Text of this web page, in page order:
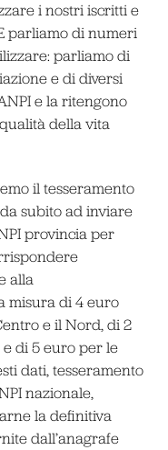
i nostri iscritti e
parliamo di numeri
parliamo di
e di diversi
e la ritengono
della vita
il tesseramento
subito ad inviare
provincia per
alla
misura di 4 euro
e il Nord, di 2
di 5 euro per le
dati, tesseramento
nazionale,
la definitiva
dall’anagrafe